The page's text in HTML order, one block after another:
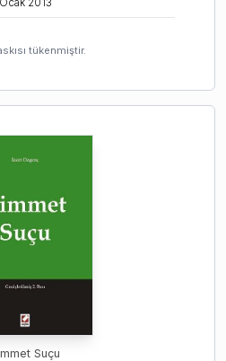
Ocak 2013
tükenmiştir.
Suçu